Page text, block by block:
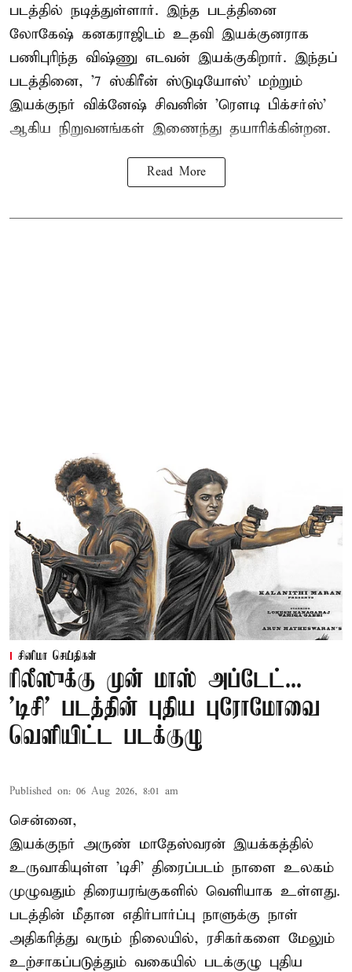
படத்தில் நடித்துள்ளார். இந்த படத்தினை
லோகேஷ் கனகராஜிடம் உதவி இயக்குனராக
பணிபுரிந்த விஷ்ணு எடவன் இயக்குகிறார். இந்தப்
படத்தினை, '7 ஸ்கிரீன் ஸ்டுடியோஸ்' மற்றும்
இயக்குநர் விக்னேஷ் சிவனின் 'ரௌடி பிக்சர்ஸ்'
ஆகிய நிறுவனங்கள் இணைந்து தயாரிக்கின்றன.
Read More
சினிமா செய்திகள்
ரிலீஸுக்கு முன் மாஸ் அப்டேட்...
'டிசி' படத்தின் புதிய புரோமோவை
வெளியிட்ட படக்குழு
Published on: 06 Aug 2026, 8:01 am
சென்னை,
இயக்குநர் அருண் மாதேஸ்வரன் இயக்கத்தில்
உருவாகியுள்ள 'டிசி' திரைப்படம் நாளை உலகம்
முழுவதும் திரையரங்குகளில் வெளியாக உள்ளது.
படத்தின் மீதான எதிர்பார்ப்பு நாளுக்கு நாள்
அதிகரித்து வரும் நிலையில், ரசிகர்களை மேலும்
உற்சாகப்படுத்தும் வகையில் படக்குழு புதிய